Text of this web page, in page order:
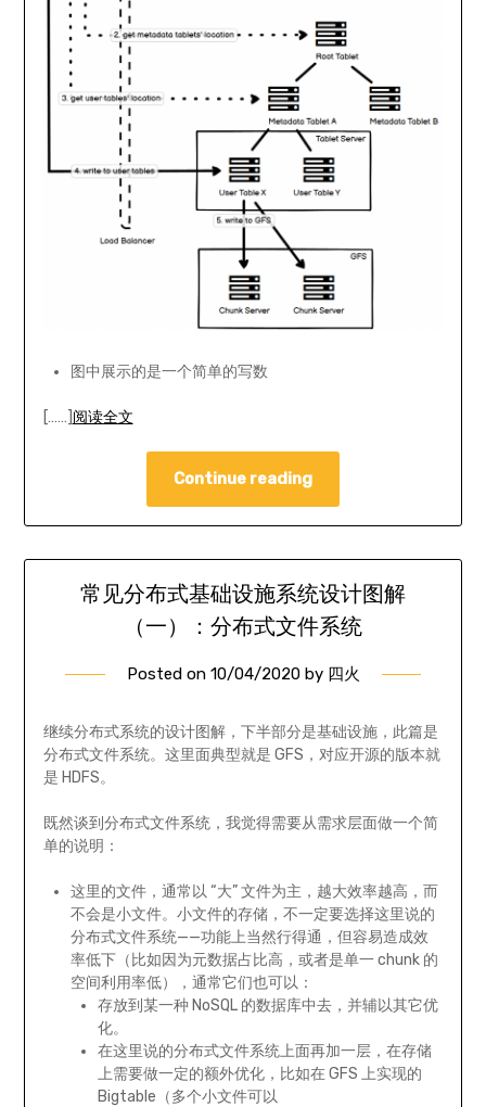
图中展示的是一个简单的写数
[……] 阅读全文
Continue reading
常见分布式基础设施系统设计图解
（一）：分布式文件系统
Posted on 10/04/2020by 四火
继续分布式系统的设计图解，下半部分是基础设施，此篇是
分布式文件系统。这里面典型就是 GFS，对应开源的版本就
是 HDFS。
既然谈到分布式文件系统，我觉得需要从需求层面做一个简
单的说明：
这里的文件，通常以 “大” 文件为主，越大效率越高，而
不会是小文件。小文件的存储，不一定要选择这里说的
分布式文件系统——功能上当然行得通，但容易造成效
率低下（比如因为元数据占比高，或者是单一 chunk 的
空间利用率低），通常它们也可以：
存放到某一种 NoSQL 的数据库中去，并辅以其它优
化。
在这里说的分布式文件系统上面再加一层，在存储
上需要做一定的额外优化，比如在 GFS 上实现的
Bigtable（多个小文件可以